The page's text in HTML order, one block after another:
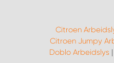
Citroen
Citroen Jumpy
Doblo Arbeidslys |